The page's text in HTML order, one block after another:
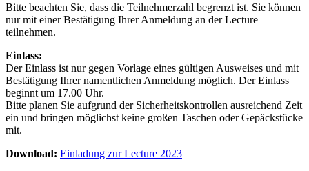
Bitte beachten Sie, dass die Teilnehmerzahl begrenzt ist. Sie können
nur mit einer Bestätigung Ihrer Anmeldung an der Lecture
teilnehmen.
Einlass:
Der Einlass ist nur gegen Vorlage eines gültigen Ausweises und mit
Bestätigung Ihrer namentlichen Anmeldung möglich. Der Einlass
beginnt um 17.00 Uhr.
Bitte planen Sie aufgrund der Sicherheitskontrollen ausreichend Zeit
ein und bringen möglichst keine großen Taschen oder Gepäckstücke
mit.
Download: Einladung zur Lecture 2023